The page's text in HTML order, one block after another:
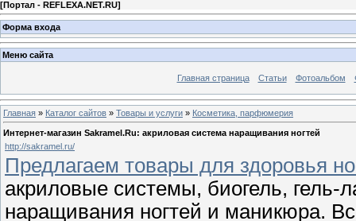
[Портал - REFLEXA.NET.RU]
Форма входа
Меню сайта
Главная страница Статьи Фотоальбом
Главная » Каталог сайтов » Товары и услуги » Косметика, парфюмерия
Интернет-магазин Sakramel.Ru: акриловая система наращивания ногтей
http://sakramel.ru/
Предлагаем товары для здоровья
акриловые системы, биогель, гель-
наращивания ногтей и маникюра.